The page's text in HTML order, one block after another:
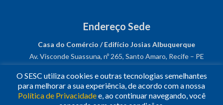
Endereço Sede
Casa do Comércio / Edifício Josias Albuquerque
Av. Visconde Suassuna, nº 265, Santo Amaro, Recife – PE
CNPJ: 03.482.931/0001-61
Siga-nos!
O SESC utiliza cookies e outras tecnologias semelhantes
para melhorar a sua experiência, de acordo com a nossa
Política de Privacidadee, ao continuar navegando, você